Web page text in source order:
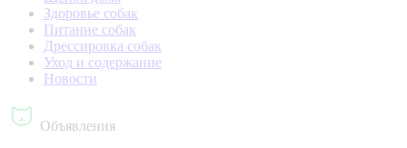
Здоровье собак
Питание собак
Дрессировка собак
Уход и содержание
Новости
Объявления